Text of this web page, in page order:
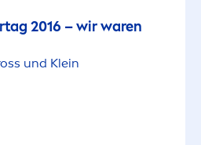
2016 – wir waren
und Klein